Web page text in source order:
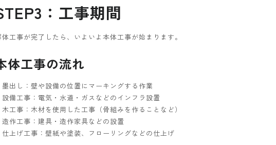
：工事期間
体工事が完了したら、いよいよ本体工事が始まります。
体工事の流れ
墨出し：壁や設備の位置にマーキングする作業
設備工事：電気・水道・ガスなどのインフラ設置
木工事：木材を使用した工事（骨組みを作ることなど）
造作工事：建具・造作家具などの設置
仕上げ工事：壁紙や塗装、フローリングなどの仕上げ